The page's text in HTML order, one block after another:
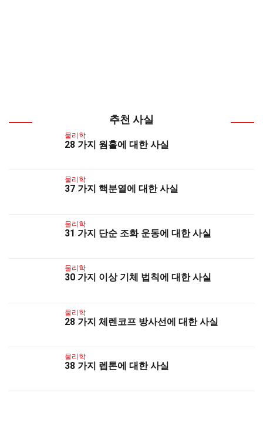
추천 사실
물리학
28 가지 웜홀에 대한 사실
물리학
37 가지 핵분열에 대한 사실
물리학
31 가지 단순 조화 운동에 대한 사실
물리학
30 가지 이상 기체 법칙에 대한 사실
물리학
28 가지 체렌코프 방사선에 대한 사실
물리학
38 가지 렙톤에 대한 사실